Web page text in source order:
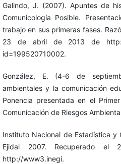
Galindo, J. (2007). Apuntes de
Comunicología Posible.
trabajo en sus primeras fases.
23 de abril de 2013 de http://
id=199520710002.
González, E. (4-6 de
ambientales y la comunicación
Ponencia presentada en el
Comunicación de Riesgos
Instituto Nacional de Estadística y
Ejidal 2007. Recuperado
http://www3.inegi.